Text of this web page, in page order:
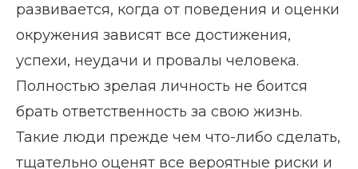
развивается, когда от поведения и оценки
окружения зависят все достижения,
успехи, неудачи и провалы человека.
Полностью зрелая личность не боится
брать ответственность за свою жизнь.
Такие люди прежде чем что-либо сделать,
тщательно оценят все вероятные риски и